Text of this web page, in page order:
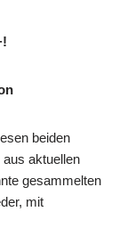
beiden
aktuellen
gesammelten
mit